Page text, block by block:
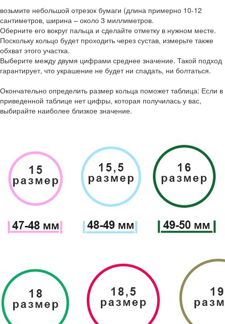
возьмите небольшой отрезок бумаги (длина примерно 10-12
сантиметров, ширина – около 3 миллиметров.
Оберните его вокруг пальца и сделайте отметку в нужном месте.
Поскольку кольцо будет проходить через сустав, измерьте также
обхват этого участка.
Выберите между двумя цифрами среднее значение. Такой подход
гарантирует, что украшение не будет ни спадать, ни болтаться.
Окончательно определить размер кольца поможет таблица: Если в
приведенной таблице нет цифры, которая получилась у вас,
выбирайте наиболее близкое значение.